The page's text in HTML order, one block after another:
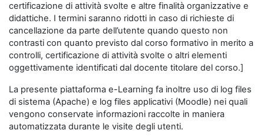
certificazione di attività svolte e altre finalità organizzative e
didattiche. I termini saranno ridotti in caso di richieste di
cancellazione da parte dell’utente quando questo non
contrasti con quanto previsto dal corso formativo in merito a
controlli, certificazione di attività svolte o altri elementi
oggettivamente identificati dal docente titolare del corso.]
La presente piattaforma e-Learning fa inoltre uso di log files
di sistema (Apache) e log files applicativi (Moodle) nei quali
vengono conservate informazioni raccolte in maniera
automatizzata durante le visite degli utenti.